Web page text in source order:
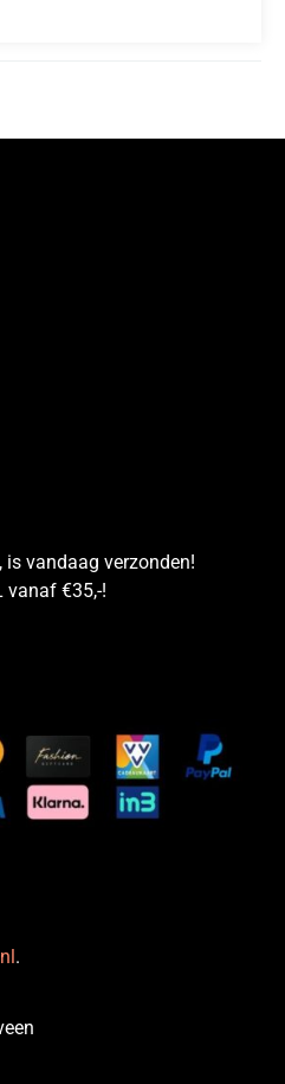
is vandaag verzonden!
vanaf €35,-!
.